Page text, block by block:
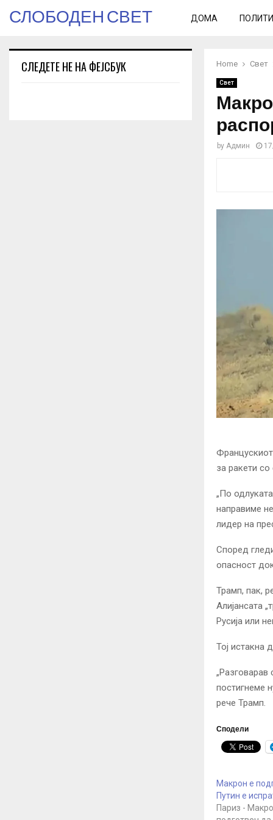
СЛОБОДЕН СВЕТ ДОМА
Home Свет
Свет
by Админ
за ракети
„По
направиме
лидер на
Според
опасност
Трамп, пак,
Алијансата
Русија или
Тој истакна
„Разговарав
постигнеме
рече Трамп.
Сподели
Макрон е
Путин е
Париз -
СЛЕДЕТЕ НЕ НА ФЕЈСБУК